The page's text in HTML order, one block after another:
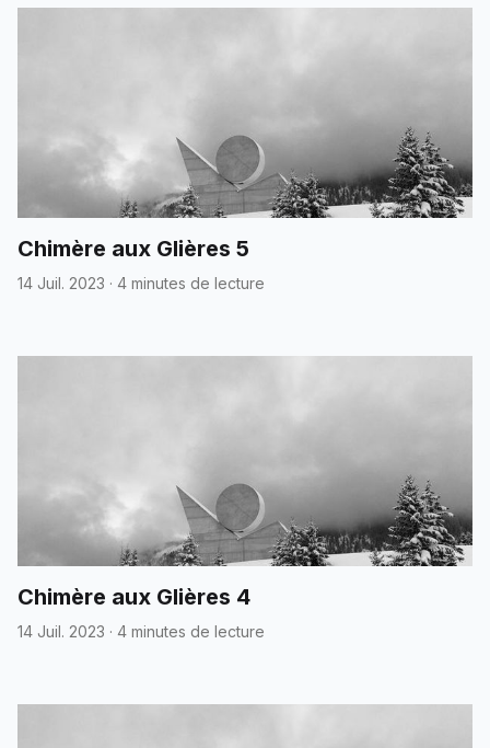
Chimère aux Glières 5
14 Juil. 2023 · 4 minutes de lecture
Chimère aux Glières 4
14 Juil. 2023 · 4 minutes de lecture